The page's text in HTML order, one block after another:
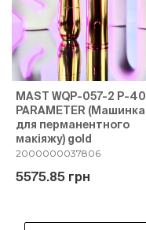
MAST WQP-057-2 P-40
PARAMETER (Машинка
для перманентного
макіяжу) gold
2000000037806
5575.85 грн